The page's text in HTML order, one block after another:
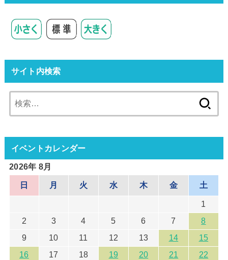
サイト内検索
索:
イベントカレンダー
2026年 8月
日 月 火 水 木 金 土
1
2
3 4 5 6 7
8
9
10 11 12 13 14
15
16
17 18 19 20 21
22